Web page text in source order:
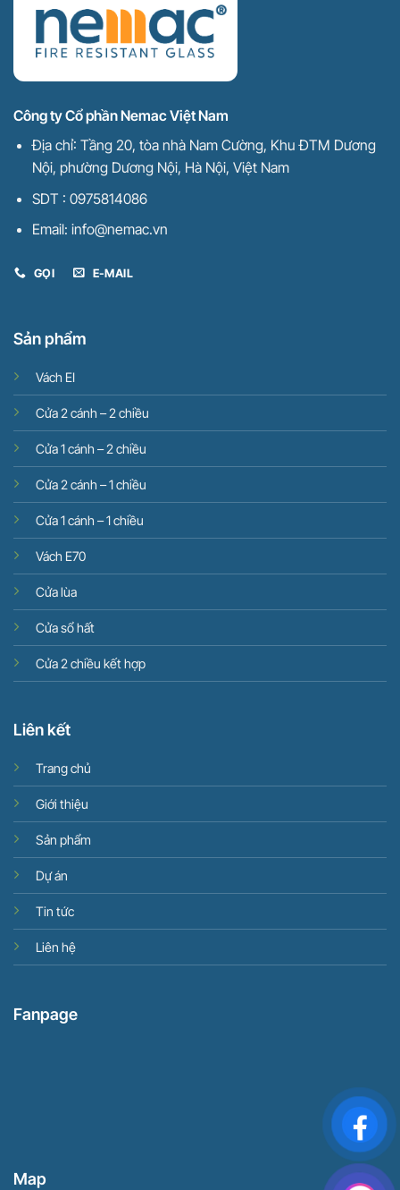
Công ty Cổ phần Nemac Việt Nam
Địa chỉ: Tầng 20, tòa nhà Nam Cường, Khu ĐTM Dương
Nội, phường Dương Nội, Hà Nội, Việt Nam
SDT : 0975814086
Email: info@nemac.vn
GỌI E-MAIL
Sản phẩm
Vách EI
Cửa 2 cánh – 2 chiều
Cửa 1 cánh – 2 chiều
Cửa 2 cánh – 1 chiều
Cửa 1 cánh – 1 chiều
Vách E70
Cửa lùa
Cửa sổ hất
Cửa 2 chiều kết hợp
Liên kết
Trang chủ
Giới thiệu
Sản phẩm
Dự án
Tin tức
Liên hệ
Fanpage
Map